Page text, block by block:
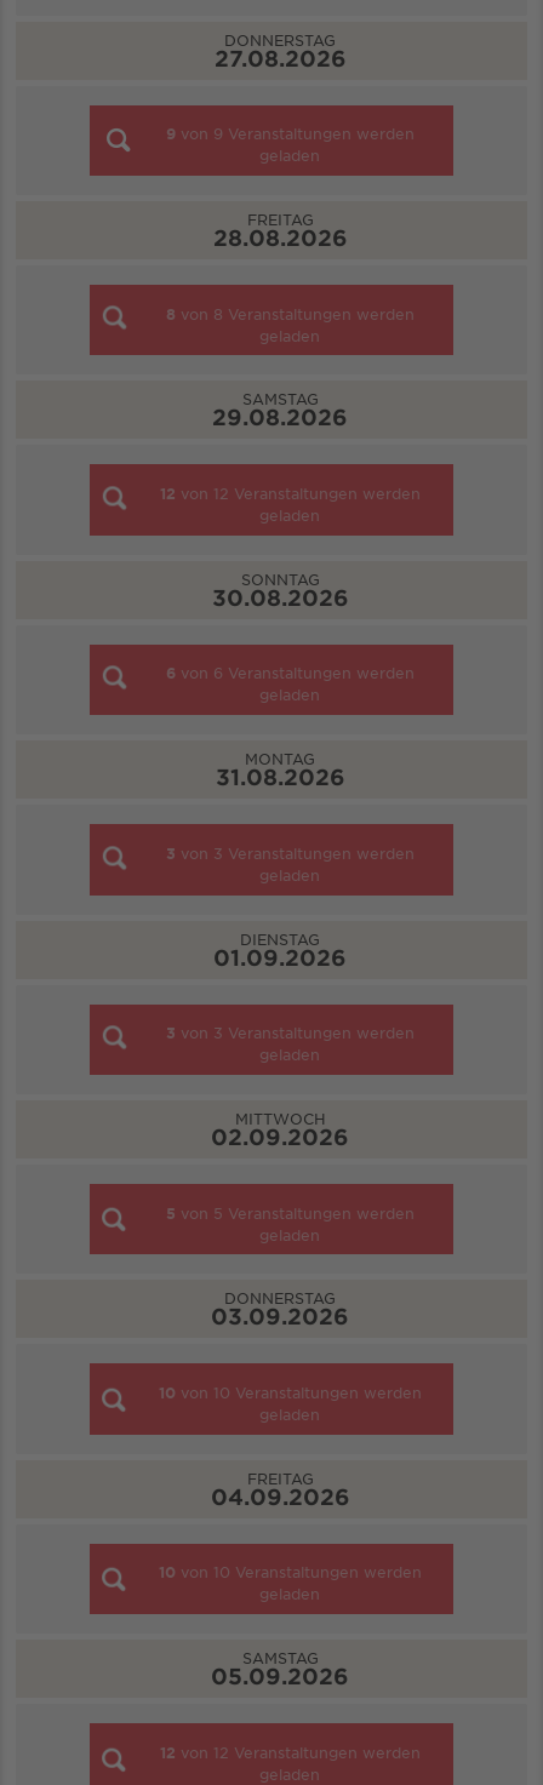
DONNERSTAG
27.08.2026
9 von 9 Veranstaltungen werden
geladen
FREITAG
28.08.2026
8 von 8 Veranstaltungen werden
geladen
SAMSTAG
29.08.2026
12 von 12 Veranstaltungen werden
geladen
SONNTAG
30.08.2026
6 von 6 Veranstaltungen werden
geladen
MONTAG
31.08.2026
3 von 3 Veranstaltungen werden
geladen
DIENSTAG
01.09.2026
3 von 3 Veranstaltungen werden
geladen
MITTWOCH
02.09.2026
5 von 5 Veranstaltungen werden
geladen
DONNERSTAG
03.09.2026
10 von 10 Veranstaltungen werden
geladen
FREITAG
04.09.2026
10 von 10 Veranstaltungen werden
geladen
SAMSTAG
05.09.2026
12 von 12 Veranstaltungen werden
geladen